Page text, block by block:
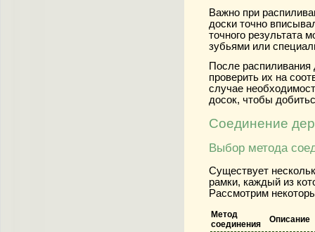
Важно при
доски точно
точного результата
зубьями или
После распиливания
проверить их на
случае
досок, чтобы
Соединение
Выбор метода
Существует
рамки, каждый из
Рассмотрим
Метод
соединения
Описание